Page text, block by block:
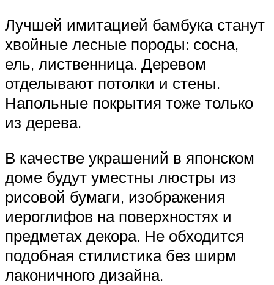
Лучшей имитацией бамбука станут
хвойные лесные породы: сосна,
ель, лиственница. Деревом
отделывают потолки и стены.
Напольные покрытия тоже только
из дерева.
В качестве украшений в японском
доме будут уместны люстры из
рисовой бумаги, изображения
иероглифов на поверхностях и
предметах декора. Не обходится
подобная стилистика без ширм
лаконичного дизайна.